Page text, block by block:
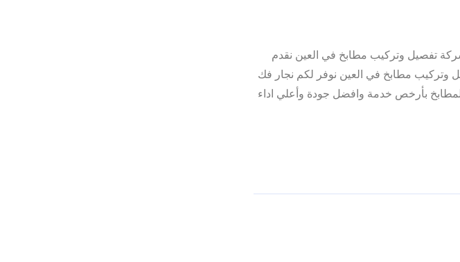
تفصيل وتركيب مطابخ في العين نقدم
وتركيب مطابخ في العين نوفر لكم نجار فك
بأرخص خدمة وافضل جودة وأعلي اداء